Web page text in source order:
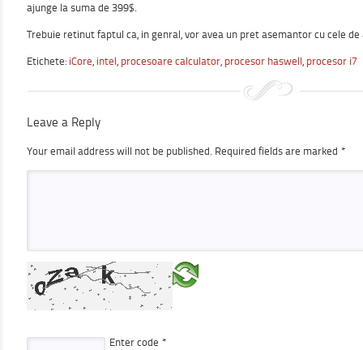
ajunge la suma de 399$.
Trebuie retinut faptul ca, in genral, vor avea un pret asemantor cu cele
Etichete: iCore intel procesoare calculator procesor haswell procesor i7
Leave a Reply
Your email address will not be published. Required fields are marked *
Enter code *